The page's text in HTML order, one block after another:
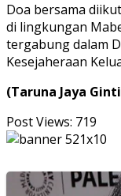
Doa bersama
di lingkungan
tergabung dalam
Kesejaheraan
(Taruna Jaya
Post Views: 719